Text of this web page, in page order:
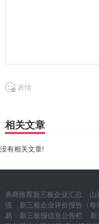
表情
相关文章
没有相关文章!
券商推荐新三板企业汇总
山
强
新三板企业评价报告（每
易
新三板报信息公告栏 新